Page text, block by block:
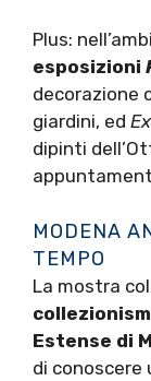
Plus:
esposizioni
decorazione
giardini, ed
dipinti
MODENA
TEMPO
La mostra
Estense di
di conoscere